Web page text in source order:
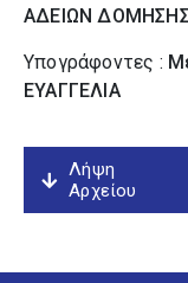
ΑΔΕΙΩΝ ΔΟΜΗΣΗΣ
Υπογράφοντες :
ΕΥΑΓΓΕΛΙΑ
Λήψη
Αρχείου